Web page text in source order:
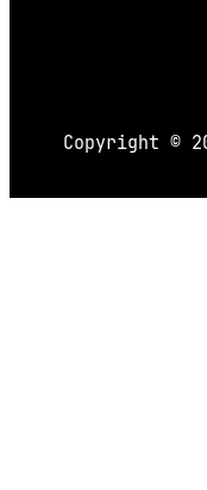
Copyright ©